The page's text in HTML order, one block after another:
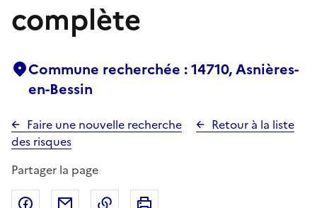
complète
Commune recherchée : 14710, Asnières-
en-Bessin
Faire une nouvelle recherche
Retour à la liste
des risques
Partager la page
Partager sur Facebook
Partager par emailCopier dans le presse-papier